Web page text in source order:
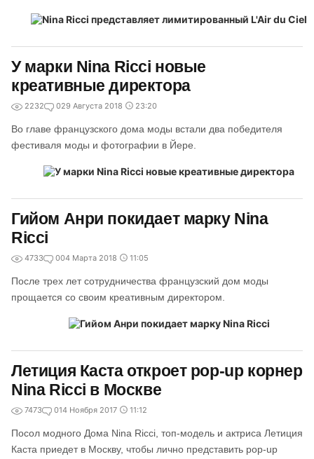
У марки Nina Ricci новые
креативные директора
2232 029 Августа 2018 23:20
Во главе французского дома моды встали два победителя
фестиваля моды и фотографии в Йере.
Гийом Анри покидает марку Nina
Ricci
4733 004 Марта 2018 11:05
После трех лет сотрудничества французский дом моды
прощается со своим креативным директором.
Летиция Каста откроет pop-up корнер
Nina Ricci в Москве
7473 014 Ноября 2017 11:12
Посол модного Дома Nina Ricci, топ-модель и актриса Летиция
Каста приедет в Москву, чтобы лично представить pop-up